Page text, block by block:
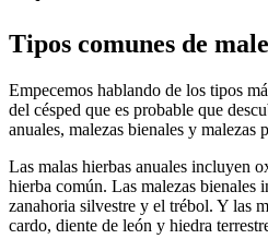
Tipos comunes de
Empecemos hablando de los tipos
del césped que es probable que
anuales, malezas bienales y malezas
Las malas hierbas anuales incluyen
hierba común. Las malezas bienales
zanahoria silvestre y el trébol. Y las
cardo, diente de león y hiedra